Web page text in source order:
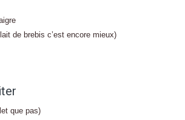
de brebis c’est encore mieux)
que pas)